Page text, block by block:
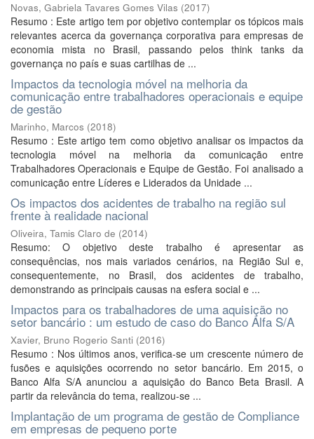
Novas, Gabriela Tavares Gomes Vilas (2017)
Resumo : Este artigo tem por objetivo contemplar os tópicos mais
relevantes acerca da governança corporativa para empresas de
economia mista no Brasil, passando pelos think tanks da
governança no país e suas cartilhas de ...
Impactos da tecnologia móvel na melhoria da
comunicação entre trabalhadores operacionais e equipe
de gestão
Marinho, Marcos (2018)
Resumo : Este artigo tem como objetivo analisar os impactos da
tecnologia móvel na melhoria da comunicação entre
Trabalhadores Operacionais e Equipe de Gestão. Foi analisado a
comunicação entre Líderes e Liderados da Unidade ...
Os impactos dos acidentes de trabalho na região sul
frente à realidade nacional
Oliveira, Tamis Claro de (2014)
Resumo: O objetivo deste trabalho é apresentar as
consequências, nos mais variados cenários, na Região Sul e,
consequentemente, no Brasil, dos acidentes de trabalho,
demonstrando as principais causas na esfera social e ...
Impactos para os trabalhadores de uma aquisição no
setor bancário : um estudo de caso do Banco Alfa S/A
Xavier, Bruno Rogerio Santi (2016)
Resumo : Nos últimos anos, verifica-se um crescente número de
fusões e aquisições ocorrendo no setor bancário. Em 2015, o
Banco Alfa S/A anunciou a aquisição do Banco Beta Brasil. A
partir da relevância do tema, realizou-se ...
Implantação de um programa de gestão de Compliance
em empresas de pequeno porte